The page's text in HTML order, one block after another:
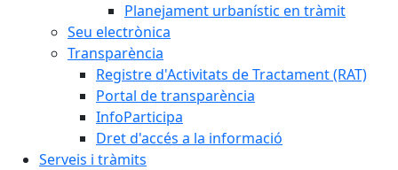
Planejament urbanístic en tràmit
Seu electrònica
Transparència
Registre d'Activitats de Tractament (RAT)
Portal de transparència
InfoParticipa
Dret d'accés a la informació
Serveis i tràmits